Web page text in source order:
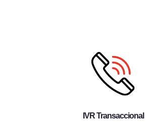
IVR Transaccional